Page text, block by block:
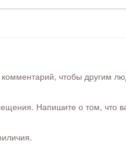
чтобы другим
Напишите о том, что